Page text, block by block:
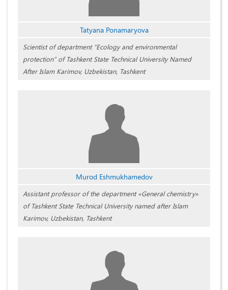
Tatyana Ponamaryova
Scientist of department “Ecology and environmental
protection” of Tashkent State Technical University Named
After Islam Karimov, Uzbekistan, Tashkent
Murod Eshmukhamedov
Assistant professor of the department «General chemistry»
of Tashkent State Technical University named after Islam
Karimov, Uzbekistan, Tashkent